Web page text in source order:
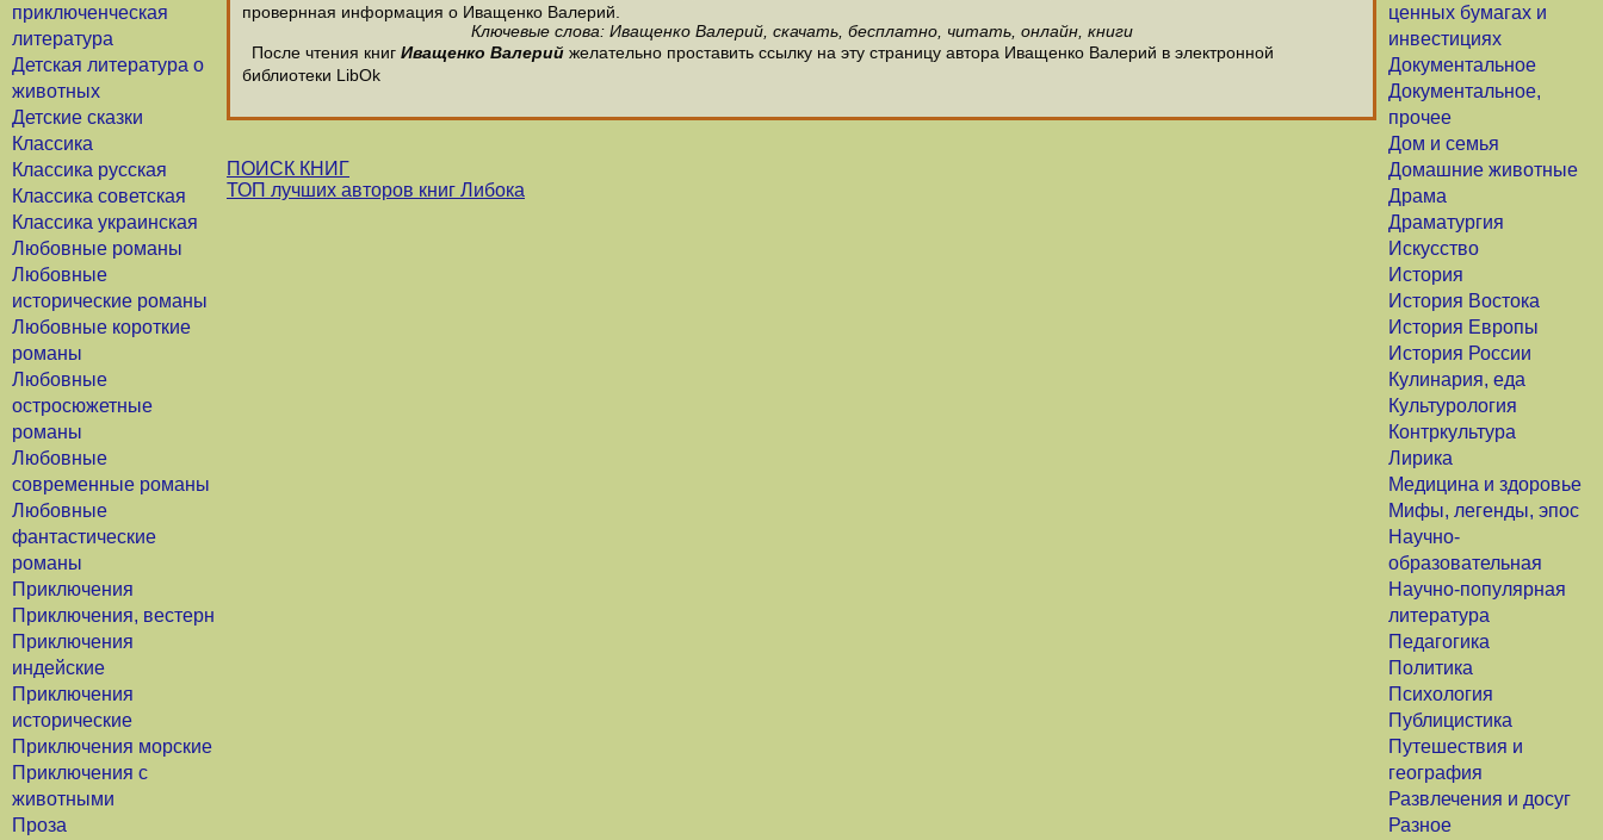
приключенческая
литература
Детская литература о
животных
Детские сказки
Классика
Классика русская
Классика советская
Классика украинская
Любовные романы
Любовные
исторические романы
Любовные короткие
романы
Любовные
остросюжетные
романы
Любовные
современные романы
Любовные
фантастические
романы
Приключения
Приключения, вестерн
Приключения
индейские
Приключения
исторические
Приключения морские
Приключения с
животными
Проза
ценных бумагах и
инвестициях
Документальное
Документальное,
прочее
Дом и семья
Домашние животные
Драма
Драматургия
Искусство
История
История Востока
История Европы
История России
Кулинария, еда
Культурология
Контркультура
Лирика
Медицина и здоровье
Мифы, легенды, эпос
Научно-
образовательная
Научно-популярная
литература
Педагогика
Политика
Психология
Публицистика
Путешествия и
география
Развлечения и досуг
Разное
провернная информация о Иващенко Валерий.
Ключевые слова: Иващенко Валерий, скачать, бесплатно, читать, онлайн, книги
После чтения книг Иващенко Валерий желательно проставить ссылку на эту страницу автора Иващенко Валерий в электронной
библиотеки LibOk
ПОИСК КНИГ
ТОП лучших авторов книг Либока